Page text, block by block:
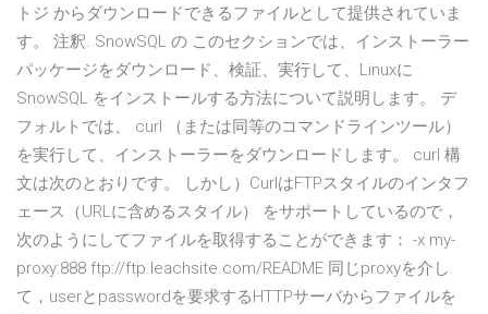
トジ からダウンロードできるファイルとして提供されていま
す。 注釈. SnowSQL の このセクションでは、インストーラー
パッケージをダウンロード、検証、実行して、Linuxに
SnowSQL をインストールする方法について説明します。 デ
フォルトでは、 curl （または同等のコマンドラインツール）
を実行して、インストーラーをダウンロードします。 curl 構
文は次のとおりです。 しかし）CurlはFTPスタイルのインタフ
ェース（URLに含めるスタイル） をサポートしているので，
次のようにしてファイルを取得することができます： -x my-
proxy:888 ftp://ftp.leachsite.com/README 同じproxyを介し
て，userとpasswordを要求するHTTPサーバからファイルを